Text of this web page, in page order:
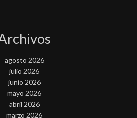
agosto 2026
julio 2026
junio 2026
mayo 2026
abril 2026
marzo 2026